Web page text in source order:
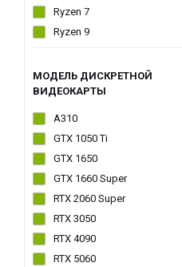
Ryzen 7
Ryzen 9
МОДЕЛЬ ДИСКРЕТНОЙ
ВИДЕОКАРТЫ
A310
GTX 1050 Ti
GTX 1650
GTX 1660 Super
RTX 2060 Super
RTX 3050
RTX 4090
RTX 5060